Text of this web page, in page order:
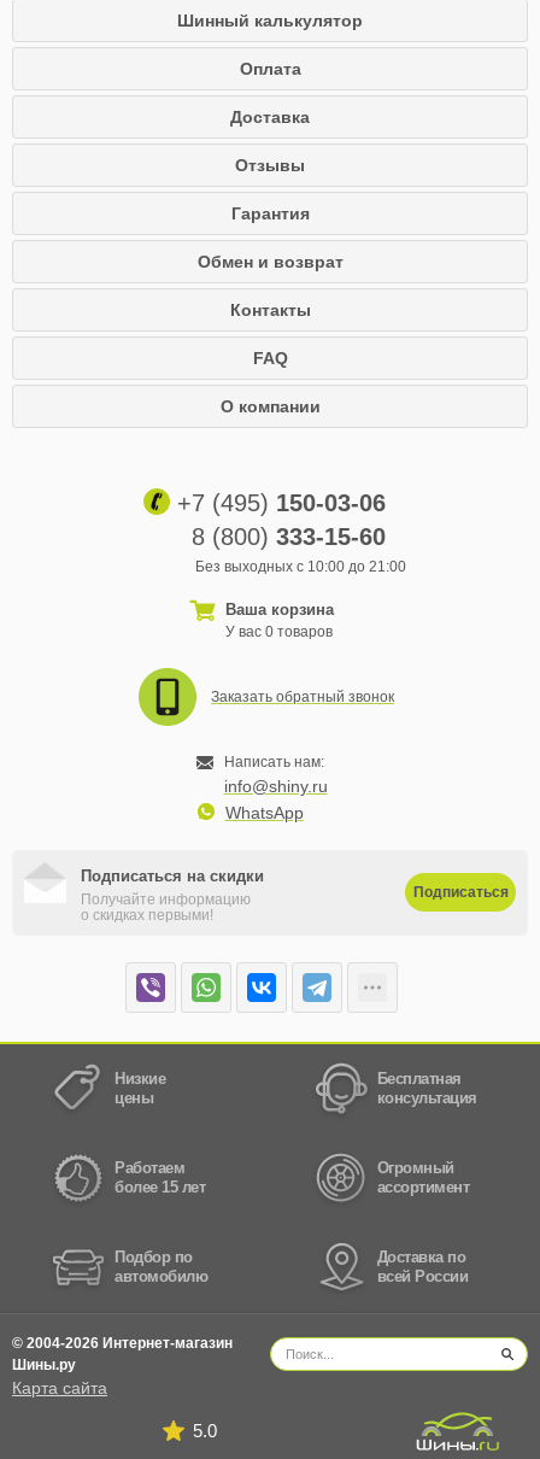
Шинный калькулятор
Оплата
Доставка
Отзывы
Гарантия
Обмен и возврат
Контакты
FAQ
О компании
+7 (495) 150-03-06
8 (800) 333-15-60
Без выходных с 10:00 до 21:00
Ваша корзина
У вас 0 товаров
Заказать обратный звонок
Написать нам:
info@shiny.ru
WhatsApp
Подписаться на скидки
Получайте информацию
о скидках первыми!
Подписаться
Низкие
цены
Бесплатная
консультация
Работаем
более 15 лет
Огромный
ассортимент
Подбор по
автомобилю
Доставка по
всей России
© 2004-2026 Интернет-магазин
Шины.ру
Карта сайта
5.0